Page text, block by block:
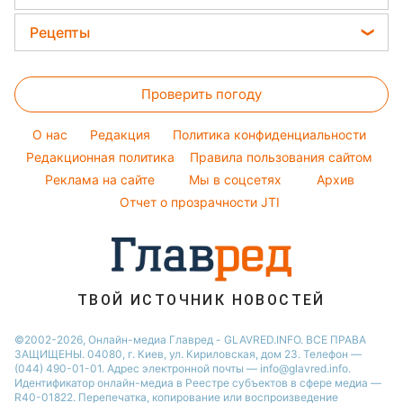
Новости Житомира
Новости Одессы
Новости Харькова
Новости Полтавы
Новости Сум
Новости Черкассы
Новости Ровно
Алла Пугачева
Настя Каменских
Виталий Козловский
Потап
София Ротару
Ольга Сумская
Новости моды
Советы от Андре Тана
Женские стрижки
Окрашивание волос
Красивый маникюр
Головоломки
Тесты по картинке
Оптические иллюзии
Народные приметы
Все о шоу-бизнесе
Рецепты
Простые блюда
Легкие десерты
Напитки
Праздничное меню
Проверить погоду
O нас Редакция
Политика конфиденциальности
Редакционная политика
Правила пользования сайтом
Реклама на сайте
Мы в соцсетях
Архив
Отчет о прозрачности JTI
ТВОЙ ИСТОЧНИК НОВОСТЕЙ
©2002-2026, Онлайн-медиа Главред - GLAVRED.INFO. ВСЕ ПРАВА
ЗАЩИЩЕНЫ. 04080, г. Киев, ул. Кириловская, дом 23. Телефон —
(044) 490-01-01. Адрес электронной почты — info@glavred.info.
Идентификатор онлайн-медиа в Реестре cубъектов в сфере медиа —
R40-01822. Перепечатка, копирование или воспроизведение